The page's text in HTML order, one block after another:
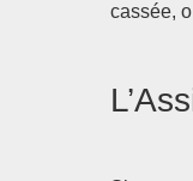
cassée,